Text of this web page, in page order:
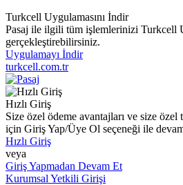
Turkcell Uygulamasını İndir
Pasaj ile ilgili tüm işlemlerinizi Turkcell
gerçekleştirebilirsiniz.
Uygulamayı İndir
turkcell.com.tr
Hızlı Giriş
Size özel ödeme avantajları ve size
için Giriş Yap/Üye Ol seçeneği ile
Hızlı Giriş
veya
Giriş Yapmadan Devam Et
Kurumsal Yetkili Girişi